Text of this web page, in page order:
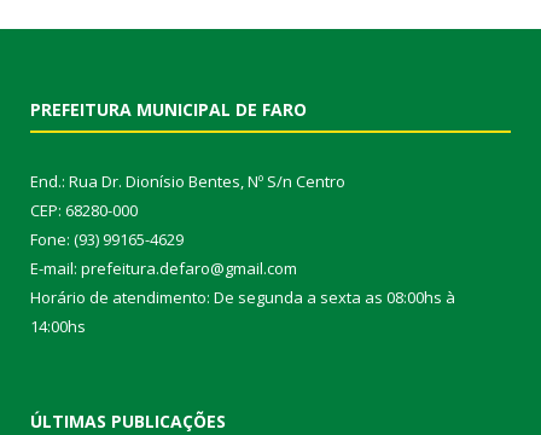
PREFEITURA MUNICIPAL DE FARO
End.: Rua Dr. Dionísio Bentes, Nº S/n Centro
CEP: 68280-000
Fone: (93) 99165-4629
E-mail: prefeitura.defaro@gmail.com
Horário de atendimento: De segunda a sexta as 08:00hs à
14:00hs
ÚLTIMAS PUBLICAÇÕES